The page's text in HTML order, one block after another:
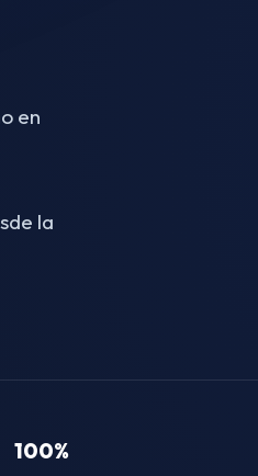
en
la
100%